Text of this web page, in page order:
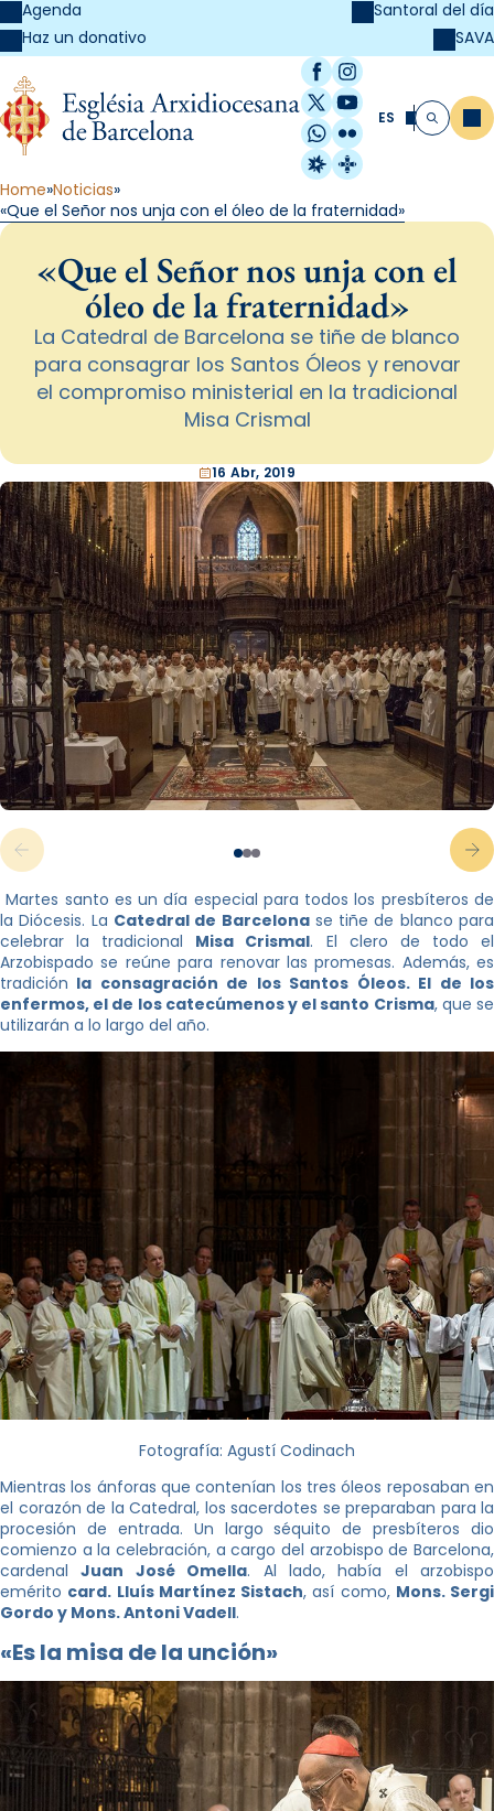
Agenda
Haz un donativo
Santoral del día
SAVA
Facebook
Instagram
X / Twitter
YouTube
WhatsApp
Flickr
Radio Estel
Catalunya
ES Buscar
Home Noticias
«Que el Señor nos unja con el óleo de la fraternidad»
«Que el Señor nos unja con el
óleo de la fraternidad»
La Catedral de Barcelona se tiñe de blanco
para consagrar los Santos Óleos y renovar
el compromiso ministerial en la tradicional
Misa Crismal
16 Abr, 2019
Martes santo es un día especial para todos los presbíteros de
la Diócesis. La Catedral de Barcelonase tiñe de blanco para
celebrar la tradicional Misa Crismal. El clero de todo el
Arzobispado se reúne para renovar las promesas. Además, es
tradición la consagración de los Santos Óleos. El de los
enfermos, el de los catecúmenos y el santo Crisma, que se
utilizarán a lo largo del año.
Fotografía: Agustí Codinach
Mientras los ánforas que contenían los tres óleos reposaban en
el corazón de la Catedral, los sacerdotes se preparaban para la
procesión de entrada. Un largo séquito de presbíteros dio
comienzo a la celebración, a cargo del arzobispo de Barcelona,
cardenalJuan José Omella. Al lado, había el arzobispo
emérito card. Lluís Martínez Sistach, así como, Mons. Sergi
Gordo y Mons. Antoni Vadell.
«Es la misa de la unción»